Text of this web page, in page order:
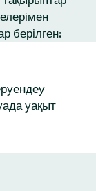
берілген:
уақыт